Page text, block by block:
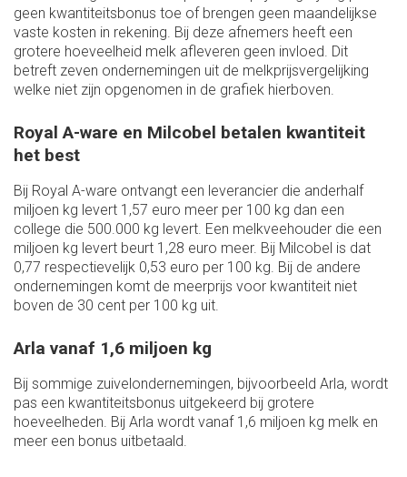
geen kwantiteitsbonus toe of brengen geen maandelijkse
vaste kosten in rekening. Bij deze afnemers heeft een
grotere hoeveelheid melk afleveren geen invloed. Dit
betreft zeven ondernemingen uit de melkprijsvergelijking
welke niet zijn opgenomen in de grafiek hierboven.
Royal A-ware en Milcobel betalen kwantiteit
het best
Bij Royal A-ware ontvangt een leverancier die anderhalf
miljoen kg levert 1,57 euro meer per 100 kg dan een
college die 500.000 kg levert. Een melkveehouder die een
miljoen kg levert beurt 1,28 euro meer. Bij Milcobel is dat
0,77 respectievelijk 0,53 euro per 100 kg. Bij de andere
ondernemingen komt de meerprijs voor kwantiteit niet
boven de 30 cent per 100 kg uit.
Arla vanaf 1,6 miljoen kg
Bij sommige zuivelondernemingen, bijvoorbeeld Arla, wordt
pas een kwantiteitsbonus uitgekeerd bij grotere
hoeveelheden. Bij Arla wordt vanaf 1,6 miljoen kg melk en
meer een bonus uitbetaald.